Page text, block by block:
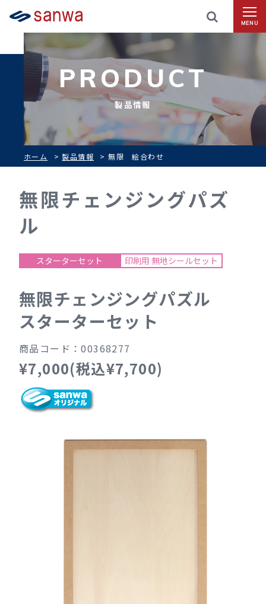
MENU
PRODUCT
製品情報
ホーム >製品情報 >無限 絵合わせ
無限チェンジングパズ
ル
スターターセット 印刷用 無地シールセット
無限チェンジングパズル
スターターセット
商品コード：00368277
¥7,000(税込¥7,700)